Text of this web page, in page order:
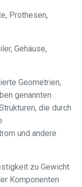
Prothesen,
Gehäuse,
Geometrien,
genannten
die durch
und andere
zu Gewicht
Komponenten